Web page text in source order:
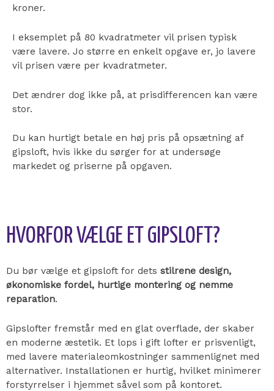
kroner.
I eksemplet på 80 kvadratmeter vil prisen typisk
være lavere. Jo større en enkelt opgave er, jo lavere
vil prisen være per kvadratmeter.
Det ændrer dog ikke på, at prisdifferencen kan være
stor.
Du kan hurtigt betale en høj pris på opsætning af
gipsloft, hvis ikke du sørger for at undersøge
markedet og priserne på opgaven.
HVORFOR VÆLGE ET GIPSLOFT?
Du bør vælge et gipsloft for dets stilrene design,
økonomiske fordel, hurtige montering og nemme
reparation.
Gipslofter fremstår med en glat overflade, der skaber
en moderne æstetik. Et lops i gift lofter er prisvenligt,
med lavere materialeomkostninger sammenlignet med
alternativer. Installationen er hurtig, hvilket minimerer
forstyrrelser i hjemmet såvel som på kontoret.